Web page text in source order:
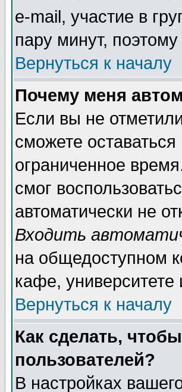
e-mail, участие в
пару минут,
Вернуться к началу
Почему меня
Если вы не
сможете
ограниченное
смог
автоматически не
Входить
на общедоступном
кафе, университете
Вернуться к началу
Как сделать,
пользователей?
В настройках